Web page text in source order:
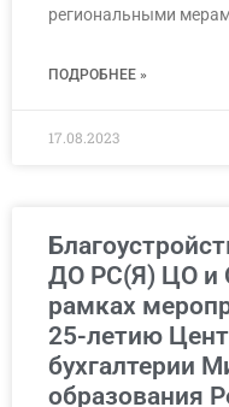
региональными
ПОДРОБНЕЕ »
17.08.2023
ДО РС(Я) ЦО и
рамках
25-летию
бухгалтерии
образования